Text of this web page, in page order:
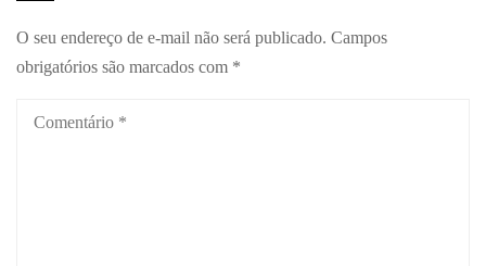
O seu endereço de e-mail não será publicado. Campos
obrigatórios são marcados com *